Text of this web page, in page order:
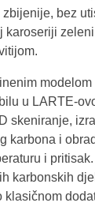
bez
karoseriji
u LARTE-
skeniranje,
karbona i
i
karbonskih
klasičnom